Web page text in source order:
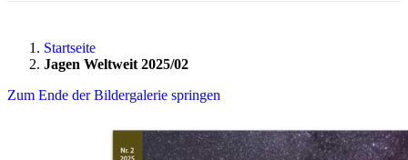
Startseite
Jagen Weltweit 2025/02
Zum Ende der Bildergalerie springen